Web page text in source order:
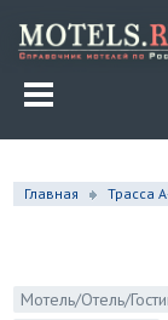
Главная Трасса
Мотель/Отель/